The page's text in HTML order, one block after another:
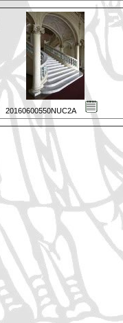
20160600550NUC2A